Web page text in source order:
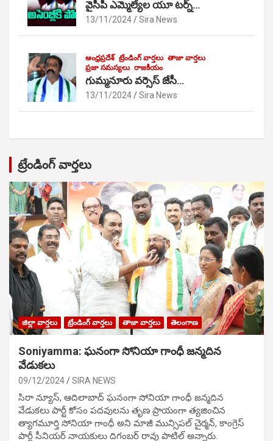
వైసీపీ ఎమ్మెల్యేల యూ టర్న్…
13/11/2024 Sira News
ఆంధ్రప్రదేశ్ ట్రేండింగ్ వార్తలు తాజా వార్తలు
ప్రజా సమస్యలు రాజకీయం
గుమ్మనూరు వర్సెస్ జేసీ…
13/11/2024 Sira News
ట్రేండింగ్ వార్తలు
జిల్లా వార్తలు ట్రేండింగ్ వార్తలు తాజా వార్తలు తెలంగాణ
Soniyamma: ఘ‌నంగా సోనియా గాంధీ జ‌న్మ‌దిన
వేడుక‌లు
09/12/2024 SIRA NEWS
సిరా న్యూస్, ఆదిలాబాద్ ఘ‌నంగా సోనియా గాంధీ జ‌న్మ‌దిన
వేడుక‌లు పార్టీ కోసం ప‌ద‌వుల‌ను తృణ ప్రాయంగా త్య‌జించిన
త్యాగమూర్తి సోనియా గాంధీ అని మాజీ మున్సిప‌ల్ చైర్మ‌న్, కాంగ్రెస్
పార్టీ సీనియ‌ర్ నాయ‌కులు దిగంబ‌ర్ రావు పాటిల్ అన్నారు.